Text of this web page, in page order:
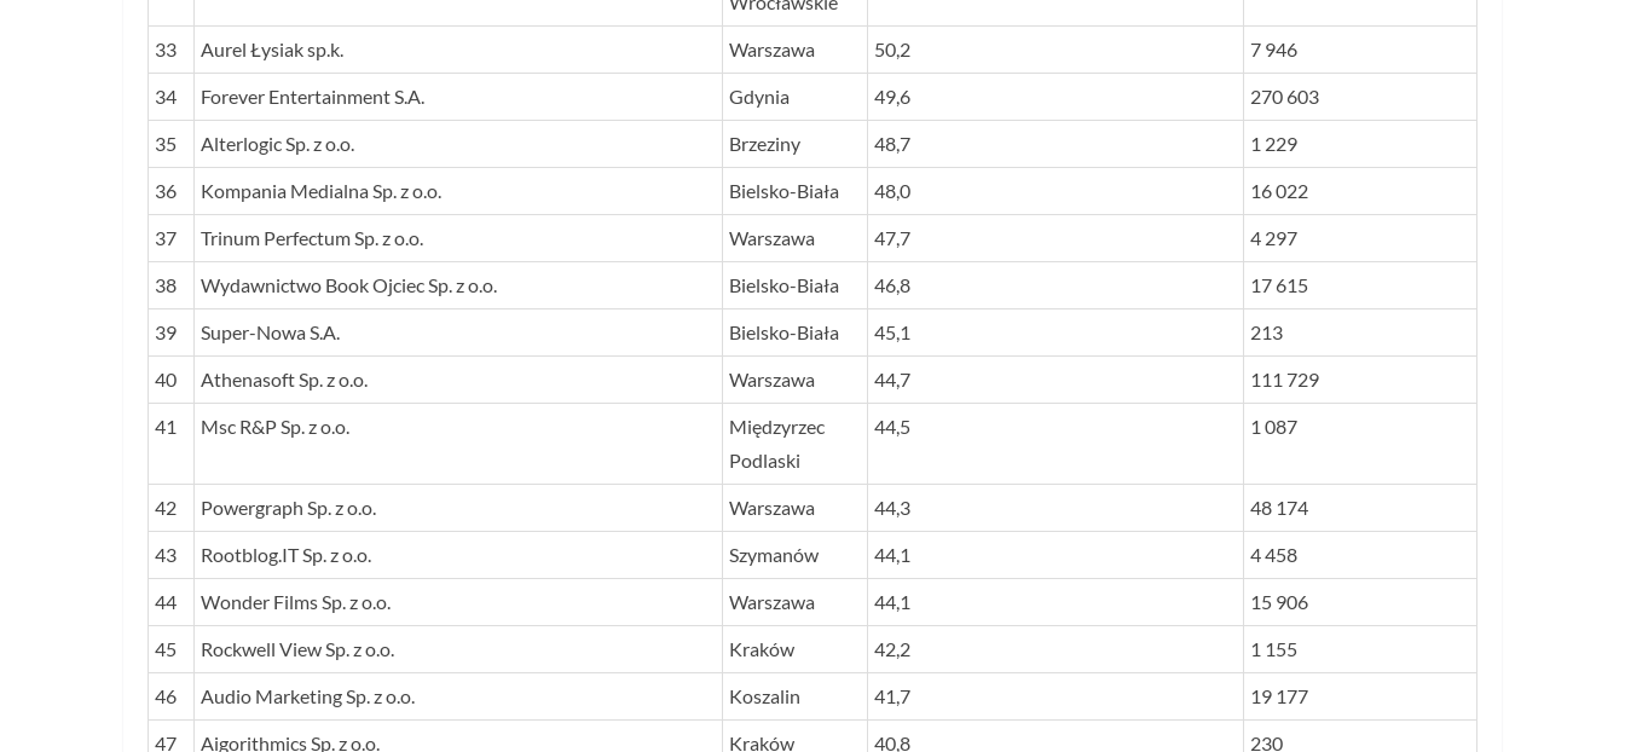
33 Aurel Łysiak sp.k. Warszawa 50,2 7 946
34 Forever Entertainment S.A. Gdynia 49,6 270 603
35 Alterlogic Sp. z o.o. Brzeziny 48,7 1 229
36 Kompania Medialna Sp. z o.o. Bielsko-Biała 48,0 16 022
37 Trinum Perfectum Sp. z o.o. Warszawa 47,7 4 297
38 Wydawnictwo Book Ojciec Sp. z o.o. Bielsko-Biała 46,8 17 615
39 Super-Nowa S.A. Bielsko-Biała 45,1 213
40 Athenasoft Sp. z o.o. Warszawa 44,7 111 729
41 Msc R&P Sp. z o.o.
Międzyrzec
Podlaski
44,5 1 087
42 Powergraph Sp. z o.o. Warszawa 44,3 48 174
43 Rootblog.IT Sp. z o.o. Szymanów 44,1 4 458
44 Wonder Films Sp. z o.o. Warszawa 44,1 15 906
45 Rockwell View Sp. z o.o. Kraków 42,2 1 155
46 Audio Marketing Sp. z o.o. Koszalin 41,7 19 177
47 Aigorithmics Sp. z o.o. Kraków 40,8 230